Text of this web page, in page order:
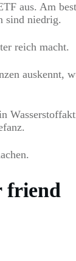
aus. Am
sind niedrig.
reich macht.
friend